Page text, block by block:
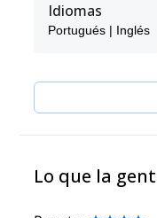
of his trusted team.
meter mountains.
At Andes
Idiomas
Portugués | Inglés
Lo que la